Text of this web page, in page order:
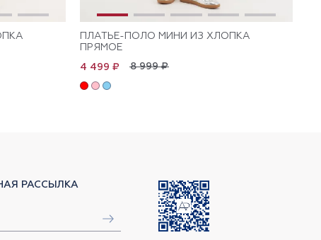
ПЛАТЬЕ-ПОЛО МИНИ ИЗ ХЛОПКА
ПРЯМОЕ
8 999 ₽
4 499 ₽
РАССЫЛКА